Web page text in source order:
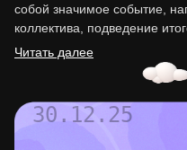
собой значимое событие,
коллектива, подведение
мотивации сотрудников.
Читать далее
30.12.25